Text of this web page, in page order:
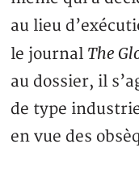
au lieu
le journal The
au dossier, il
de type
en vue des